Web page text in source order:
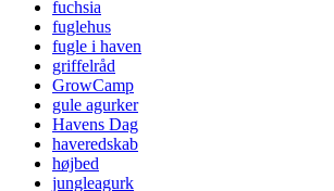
fuchsia
fuglehus
fugle i haven
griffelråd
GrowCamp
gule agurker
Havens Dag
haveredskab
højbed
jungleagurk